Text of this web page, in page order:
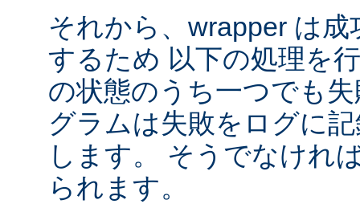
それから、wrapper は
するため 以下の処理を
の状態のうち一つでも
グラムは失敗をログに
します。 そうでなけれ
られます。